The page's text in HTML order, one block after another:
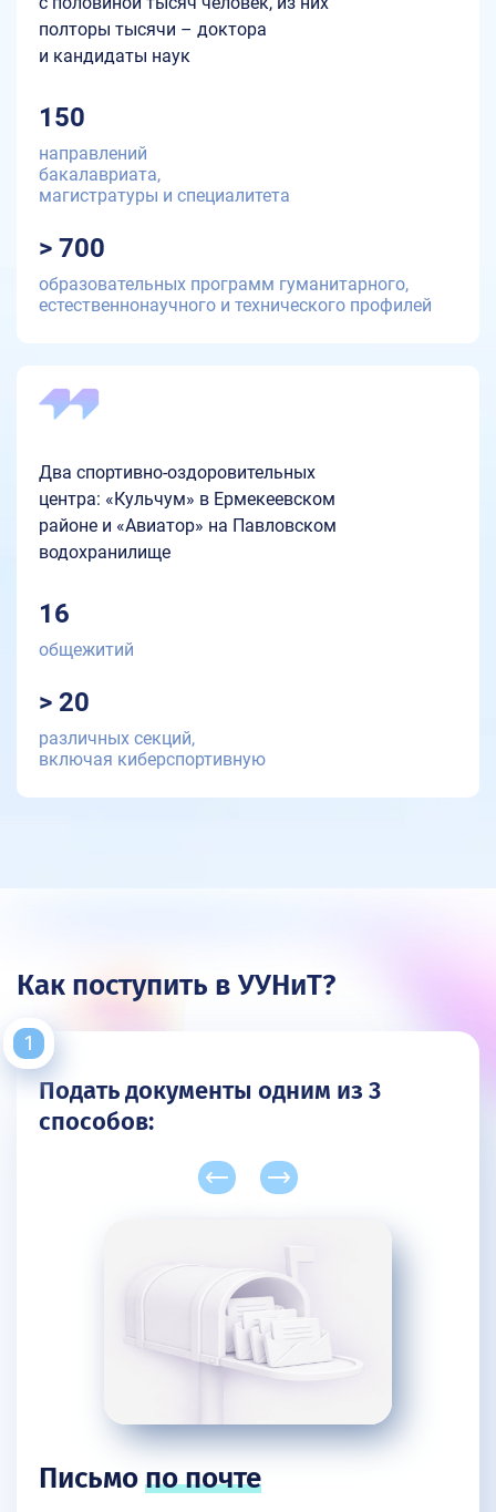
полторы тысячи – доктора
и кандидаты наук
150
направлений
бакалавриата,
магистратуры и специалитета
> 700
образовательных программ гуманитарного,
естественнонаучного и технического профилей
Два спортивно-оздоровительных
центра: «Кульчум» в Ермекеевском
районе и «Авиатор» на Павловском
водохранилище
16
общежитий
> 20
различных секций,
включая киберспортивную
Как поступить в УУНиТ?
Подать документы одним из 3
способов:
Письмопо почте